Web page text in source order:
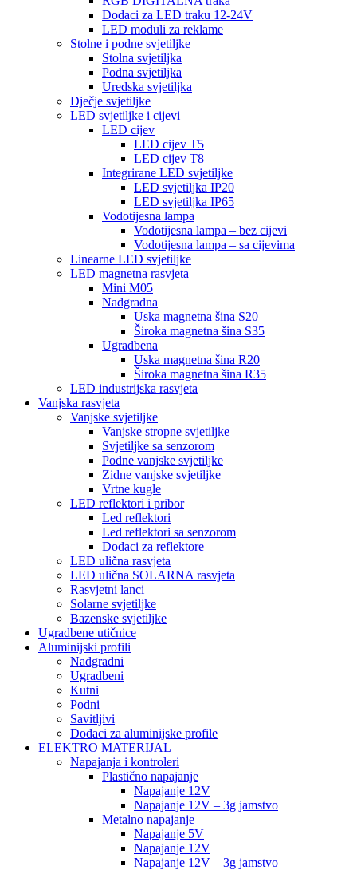
Dodaci za LED traku 12-24V
LED moduli za reklame
Stolne i podne svjetiljke
Stolna svjetiljka
Podna svjetiljka
Uredska svjetiljka
Dječje svjetiljke
LED svjetiljke i cijevi
LED cijev
LED cijev T5
LED cijev T8
Integrirane LED svjetiljke
LED svjetiljka IP20
LED svjetiljka IP65
Vodotijesna lampa
Vodotijesna lampa – bez cijevi
Vodotijesna lampa – sa cijevima
Linearne LED svjetiljke
LED magnetna rasvjeta
Mini M05
Nadgradna
Uska magnetna šina S20
Široka magnetna šina S35
Ugradbena
Uska magnetna šina R20
Široka magnetna šina R35
LED industrijska rasvjeta
Vanjska rasvjeta
Vanjske svjetiljke
Vanjske stropne svjetiljke
Svjetiljke sa senzorom
Podne vanjske svjetiljke
Zidne vanjske svjetiljke
Vrtne kugle
LED reflektori i pribor
Led reflektori
Led reflektori sa senzorom
Dodaci za reflektore
LED ulična rasvjeta
LED ulična SOLARNA rasvjeta
Rasvjetni lanci
Solarne svjetiljke
Bazenske svjetiljke
Ugradbene utičnice
Aluminijski profili
Nadgradni
Ugradbeni
Kutni
Podni
Savitljivi
Dodaci za aluminijske profile
ELEKTRO MATERIJAL
Napajanja i kontroleri
Plastično napajanje
Napajanje 12V
Napajanje 12V – 3g jamstvo
Metalno napajanje
Napajanje 5V
Napajanje 12V
Napajanje 12V – 3g jamstvo